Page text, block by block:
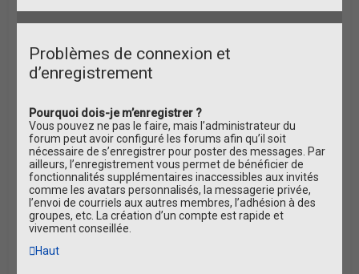
Problèmes de connexion et
d’enregistrement
Pourquoi dois-je m’enregistrer ?
Vous pouvez ne pas le faire, mais l’administrateur du
forum peut avoir configuré les forums afin qu’il soit
nécessaire de s’enregistrer pour poster des messages. Par
ailleurs, l’enregistrement vous permet de bénéficier de
fonctionnalités supplémentaires inaccessibles aux invités
comme les avatars personnalisés, la messagerie privée,
l’envoi de courriels aux autres membres, l’adhésion à des
groupes, etc. La création d’un compte est rapide et
vivement conseillée.
Haut